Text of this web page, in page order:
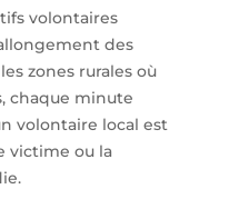
volontaires
des
zones rurales où
chaque minute
volontaire local est
victime ou la